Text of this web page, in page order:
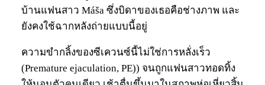
บ้านแฟนสาว Máša ซึ่งบิดาของเธอคือช่างภาพ และ
ยังคงใช้ฉากหลังถ่ายแบบนี้อยู่
ความขำกลิ้งของซีเควนซ์นี้ไม่ใช่การหลั่งเร็ว
(Premature ejaculation, PE)) จนถูกแฟนสาวทอดทิ้ง